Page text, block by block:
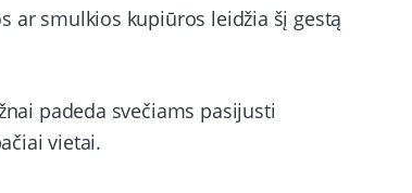
ar smulkios kupiūros leidžia šį gestą
padeda svečiams pasijusti
vietai.